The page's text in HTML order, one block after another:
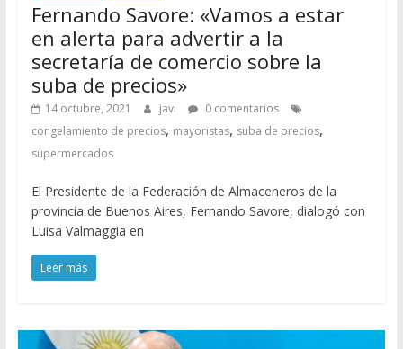
Fernando Savore: «Vamos a estar
en alerta para advertir a la
secretaría de comercio sobre la
suba de precios»
14 octubre, 2021 javi
0 comentarios
congelamiento de precios, mayoristas, suba de precios,
supermercados
El Presidente de la Federación de Almaceneros de la
provincia de Buenos Aires, Fernando Savore, dialogó con
Luisa Valmaggia en
Leer más